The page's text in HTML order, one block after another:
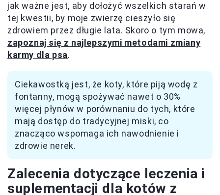
jak ważne jest, aby dołożyć wszelkich starań w
tej kwestii, by moje zwierzę cieszyło się
zdrowiem przez długie lata. Skoro o tym mowa,
zapoznaj się z najlepszymi metodami zmiany
karmy dla psa.
Ciekawostką jest, że koty, które piją wodę z
fontanny, mogą spożywać nawet o 30%
więcej płynów w porównaniu do tych, które
mają dostęp do tradycyjnej miski, co
znacząco wspomaga ich nawodnienie i
zdrowie nerek.
Zalecenia dotyczące leczenia i
suplementacji dla kotów z